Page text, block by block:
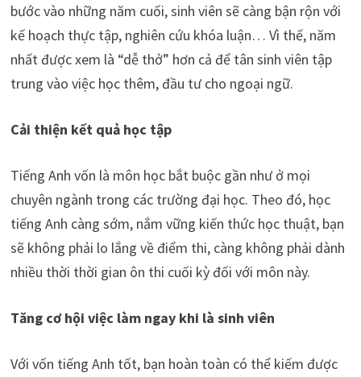
bước vào những năm cuối, sinh viên sẽ càng bận rộn với
kế hoạch thực tập, nghiên cứu khóa luận… Vì thế, năm
nhất được xem là “dễ thở” hơn cả để tân sinh viên tập
trung vào việc học thêm, đầu tư cho ngoại ngữ.
Cải thiện kết quả học tập
Tiếng Anh vốn là môn học bắt buộc gần như ở mọi
chuyên ngành trong các trường đại học. Theo đó, học
tiếng Anh càng sớm, nắm vững kiến thức học thuật, bạn
sẽ không phải lo lắng về điểm thi, càng không phải dành
nhiều thời thời gian ôn thi cuối kỳ đối với môn này.
Tăng cơ hội việc làm ngay khi là sinh viên
Với vốn tiếng Anh tốt, bạn hoàn toàn có thể kiếm được